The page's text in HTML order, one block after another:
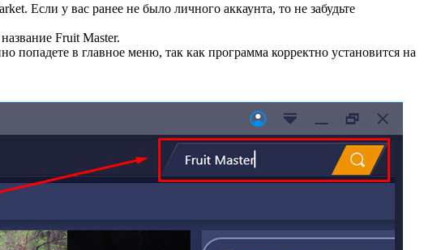
Если у вас ранее не было личного аккаунта, то не забудьте
Fruit Master.
в главное меню, так как программа корректно установится на